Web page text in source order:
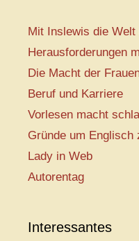
Mit Inslewis die Welt
Herausforderungen
Die Macht der
Beruf und Karriere
Vorlesen macht
Gründe um Englisch
Lady in Web
Autorentag
Interessantes